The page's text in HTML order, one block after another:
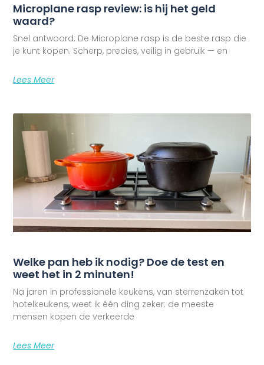
Microplane rasp review: is hij het geld
waard?
Snel antwoord: De Microplane rasp is de beste rasp die
je kunt kopen. Scherp, precies, veilig in gebruik — en
Lees Meer
Welke pan heb ik nodig? Doe de test en
weet het in 2 minuten!
Na jaren in professionele keukens, van sterrenzaken tot
hotelkeukens, weet ik één ding zeker: de meeste
mensen kopen de verkeerde
Lees Meer